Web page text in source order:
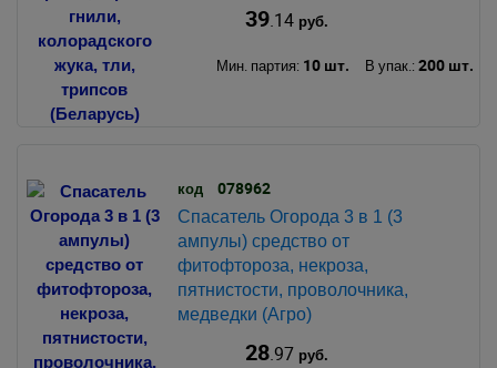
39.14руб.
Мин. партия: 10 шт. В упак.: 200 шт.
код 078962
Спасатель Огорода 3 в 1 (3
ампулы) средство от
фитофтороза, некроза,
пятнистости, проволочника,
медведки (Агро)
28.97 руб.